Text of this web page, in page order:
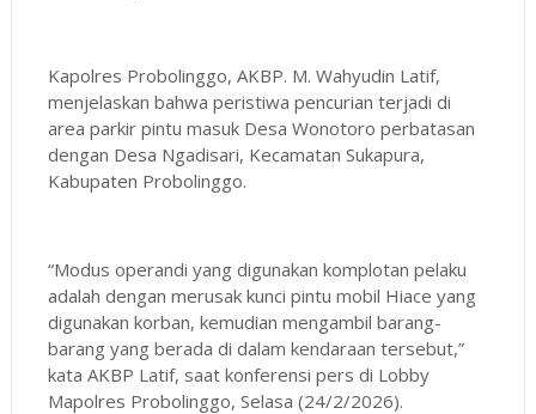
Kapolres Probolinggo, AKBP. M. Wahyudin Latif,
menjelaskan bahwa peristiwa pencurian terjadi di
area parkir pintu masuk Desa Wonotoro perbatasan
dengan Desa Ngadisari, Kecamatan Sukapura,
Kabupaten Probolinggo.
“Modus operandi yang digunakan komplotan pelaku
adalah dengan merusak kunci pintu mobil Hiace yang
digunakan korban, kemudian mengambil barang-
barang yang berada di dalam kendaraan tersebut,”
kata AKBP Latif, saat konferensi pers di Lobby
Mapolres Probolinggo, Selasa (24/2/2026).